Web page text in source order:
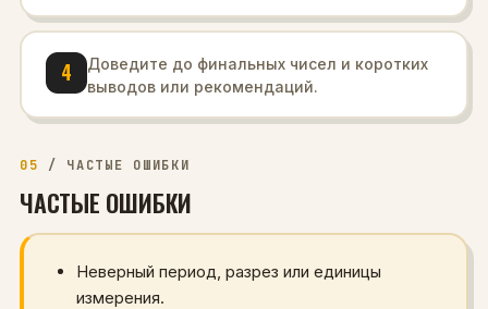
4
Доведите до финальных чисел и коротких
выводов или рекомендаций.
05 / ЧАСТЫЕ ОШИБКИ
ЧАСТЫЕ ОШИБКИ
Неверный период, разрез или единицы
измерения.